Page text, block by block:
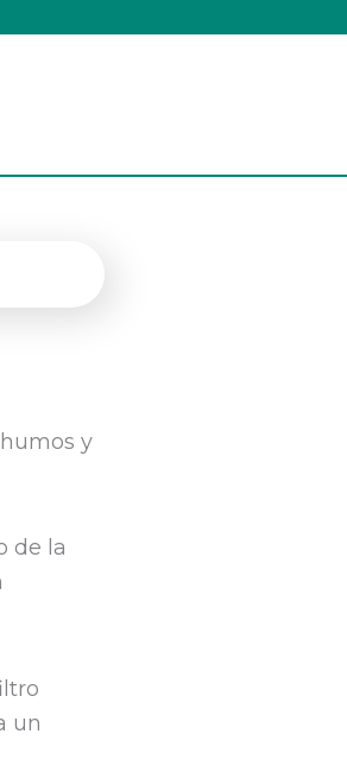
y
de la
un